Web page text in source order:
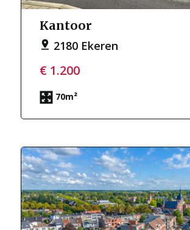
Kantoor
2180 Ekeren
€ 1.200
70m²